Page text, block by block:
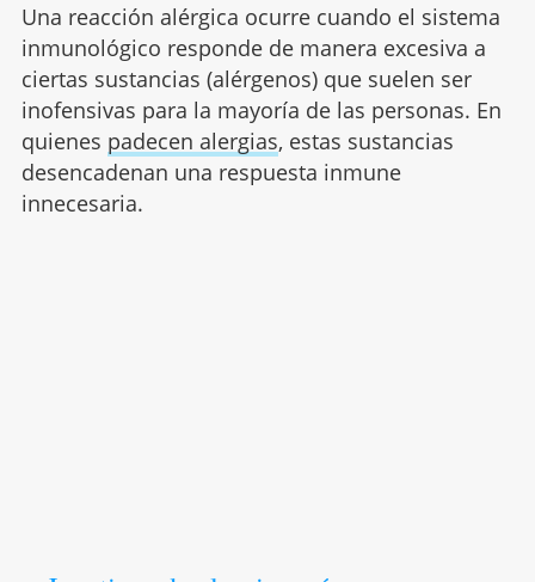
Una reacción alérgica ocurre cuando el sistema
inmunológico responde de manera excesiva a
ciertas sustancias (alérgenos) que suelen ser
inofensivas para la mayoría de las personas. En
quienes padecen alergias, estas sustancias
desencadenan una respuesta inmune
innecesaria.